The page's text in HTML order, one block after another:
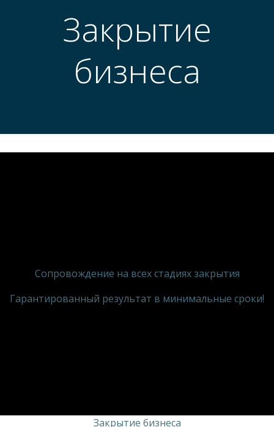
Закрытие
бизнеса
Сопровождение на всех стадиях закрытия
Гарантированный результат в минимальные сроки!
Закрытие бизнеса